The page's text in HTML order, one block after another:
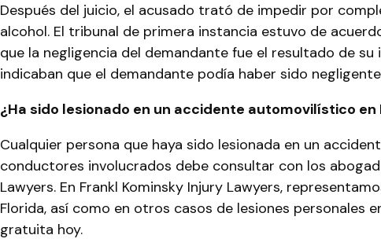
Después del juicio, el acusado trató de impedir por
alcohol. El tribunal de primera instancia estuvo de
que la negligencia del demandante fue el resultado de
indicaban que el demandante podía haber sido
¿Ha sido lesionado en un accidente automovilístico en
Cualquier persona que haya sido lesionada en un
conductores involucrados debe consultar con los
Lawyers. En Frankl Kominsky Injury Lawyers,
Florida, así como en otros casos de lesiones personales
gratuita hoy.